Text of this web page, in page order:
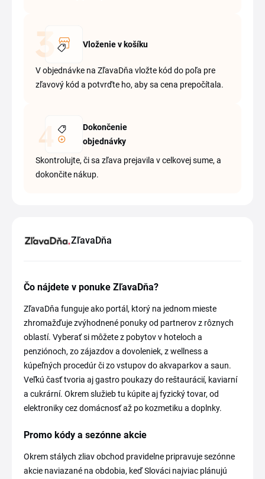
Vloženie v košíku
V objednávke na ZľavaDňa vložte kód do poľa pre
zľavový kód a potvrďte ho, aby sa cena prepočítala.
Dokončenie
objednávky
Skontrolujte, či sa zľava prejavila v celkovej sume, a
dokončite nákup.
ZľavaDňa
Čo nájdete v ponuke ZľavaDňa?
ZľavaDňa funguje ako portál, ktorý na jednom mieste
zhromažďuje zvýhodnené ponuky od partnerov z rôznych
oblastí. Vyberať si môžete z pobytov v hoteloch a
penziónoch, zo zájazdov a dovoleniek, z wellness a
kúpeľných procedúr či zo vstupov do akvaparkov a saun.
Veľkú časť tvoria aj gastro poukazy do reštaurácií, kaviarní
a cukrární. Okrem služieb tu kúpite aj fyzický tovar, od
elektroniky cez domácnosť až po kozmetiku a doplnky.
Promo kódy a sezónne akcie
Okrem stálych zliav obchod pravidelne pripravuje sezónne
akcie naviazané na obdobia, keď Slováci najviac plánujú